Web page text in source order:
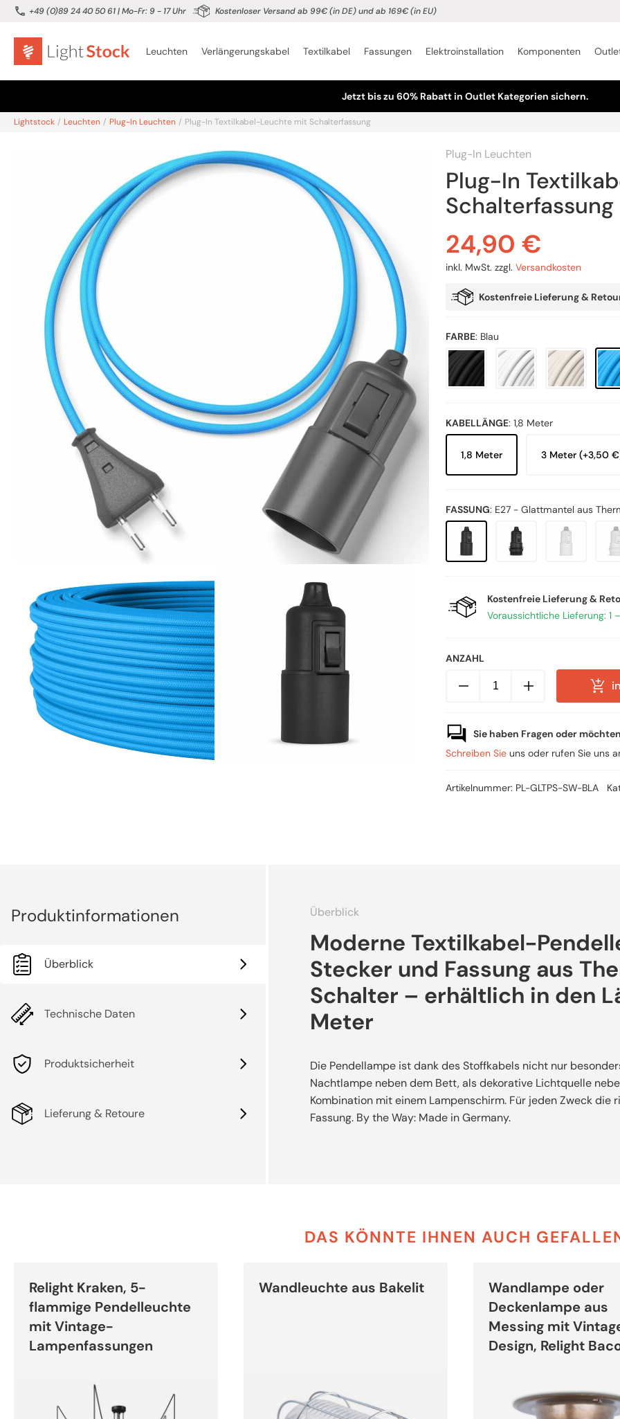
+49 (0)89 24 40 50 61| Mo-Fr: 9 - 17 Uhr Kostenloser Versand ab 99€ (in DE) und ab 169€ (in EU)
Leuchten Verlängerungskabel Textilkabel Fassungen Elektroinstallation Komponenten
Jetzt bis zu 60% Rabatt in Outlet Kategorien sichern.
Lightstock / Leuchten / Plug-In Leuchten / Plug-In Textilkabel-Leuchte mit Schalterfassung
Plug-In Leuchten
Plug-In
Schalterfassung
24,90 €
inkl. MwSt. zzgl. Versandkosten
Kostenfreie Lieferung &
FARBE: Blau
KABELLÄNGE: 1,8 Meter
1,8 Meter 3 Meter (+3,50
FASSUNG: E27 - Glattmantel aus
Kostenfreie Lieferung &
Voraussichtliche Lieferung: 1
ANZAHL
Schalterfassung
Menge
Sie haben Fragen oder
Schreiben Sie uns oder rufen Sie uns
Artikelnummer: PL-GLTPS-SW-BLA
Überblick
Technische Daten
Produktsicherheit
Lieferung & Retoure
Überblick
Moderne Textilkabel-
Stecker und Fassung aus
Schalter – erhältlich in den
Meter
Die Pendellampe ist dank des Stoffkabels nicht nur
Nachtlampe neben dem Bett, als dekorative Lichtquelle
Kombination mit einem Lampenschirm. Für jeden Zweck
Fassung. By the Way: Made in Germany.
DAS KÖNNTE IHNEN AUCH
Relight Kraken, 5-
flammige Pendelleuchte
mit Vintage-
Lampenfassungen
weist
mehrere
Varianten
können
Wandleuchte aus Bakelit
Wandlampe oder
Deckenlampe aus
Messing mit
Design, Relight
weist
mehrere
Varianten
Optionen
können